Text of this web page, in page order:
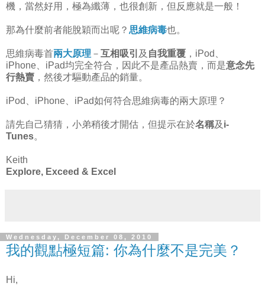
機，當然好用，極為纖薄，也很創新，但反應就是一般！
那為什麼前者能脫穎而出呢？ 思維病毒也。
思維病毒首兩大原理 － 互相吸引 及 自我重覆 ，iPod、
iPhone、iPad均完全符合，因此不是產品熱賣，而是意念先
行熱賣 ，然後才驅動產品的銷量。
iPod、iPhone、iPad如何符合思維病毒的兩大原理？
請先自己猜猜，小弟稍後才開估，但提示在於名稱及 i-
Tunes。
Keith
Explore, Exceed & Excel
Wednesday, December 08, 2010
我的觀點極短篇: 你為什麼不是完美？
Hi,